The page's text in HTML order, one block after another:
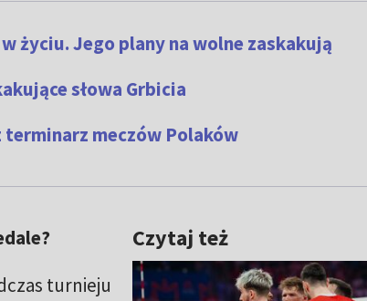
życiu. Jego plany na wolne zaskakują
słowa Grbicia
terminarz meczów Polaków
Czytaj też
turnieju